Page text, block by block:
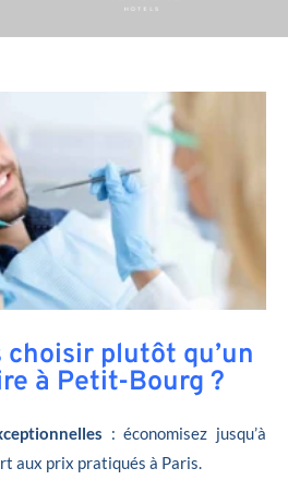
plutôt qu’un
à Petit-Bourg ?
: économisez jusqu’à
aux prix pratiqués à Paris.